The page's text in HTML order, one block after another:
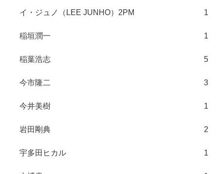
イ・ジュノ（LEE JUNHO）2PM 1
稲垣潤一 1
稲葉浩志 5
今市隆二 3
今井美樹 1
岩田剛典 2
宇多田ヒカル 1